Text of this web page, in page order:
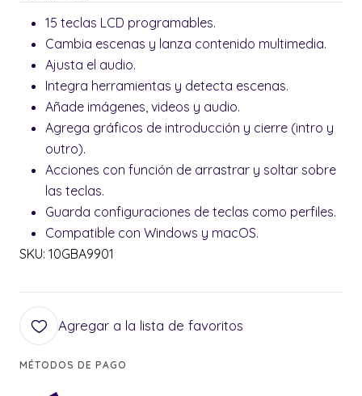
15 teclas LCD programables.
Cambia escenas y lanza contenido multimedia.
Ajusta el audio.
Integra herramientas y detecta escenas.
Añade imágenes, videos y audio.
Agrega gráficos de introducción y cierre (intro y
outro).
Acciones con función de arrastrar y soltar sobre
las teclas.
Guarda configuraciones de teclas como perfiles.
Compatible con Windows y macOS.
SKU: 10GBA9901
Agregar a la lista de favoritos
MÉTODOS DE PAGO